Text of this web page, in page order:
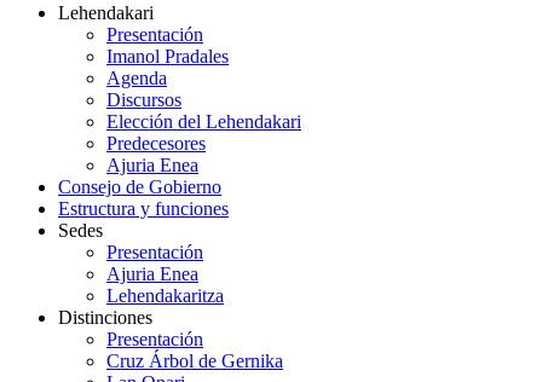
Lehendakari
Presentación
Imanol Pradales
Agenda
Discursos
Elección del Lehendakari
Predecesores
Ajuria Enea
Consejo de Gobierno
Estructura y funciones
Sedes
Presentación
Ajuria Enea
Lehendakaritza
Distinciones
Presentación
Cruz Árbol de Gernika